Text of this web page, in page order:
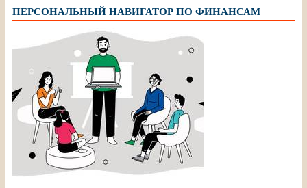
ПЕРСОНАЛЬНЫЙ НАВИГАТОР ПО ФИНАНСАМ